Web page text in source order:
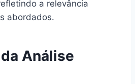
a relevância
abordados.
Análise